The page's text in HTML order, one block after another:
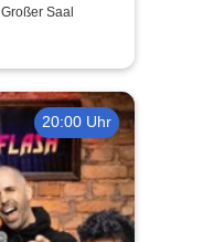
Arien &
Saal
20:00 Uhr